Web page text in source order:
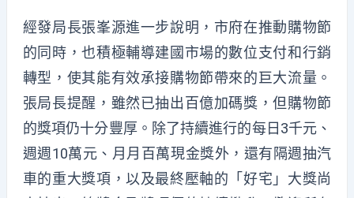
經發局長張峯源進一步說明，市府在推動購物節
的同時，也積極輔導建國市場的數位支付和行銷
轉型，使其能有效承接購物節帶來的巨大流量。
張局長提醒，雖然已抽出百億加碼獎，但購物節
的獎項仍十分豐厚。除了持續進行的每日3千元、
週週10萬元、月月百萬現金獎外，還有隔週抽汽
車的重大獎項，以及最終壓軸的「好宅」大獎尚